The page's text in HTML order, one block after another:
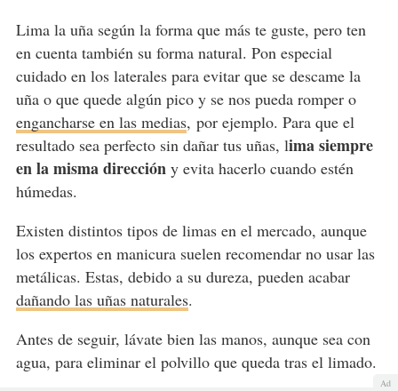
Lima la uña según la forma que más te guste, pero ten
en cuenta también su forma natural. Pon especial
cuidado en los laterales para evitar que se descame la
uña o que quede algún pico y se nos pueda romper o
engancharse en las medias, por ejemplo. Para que el
resultado sea perfecto sin dañar tus uñas, lima siempre
en la misma dirección y evita hacerlo cuando estén
húmedas.
Existen distintos tipos de limas en el mercado, aunque
los expertos en manicura suelen recomendar no usar las
metálicas. Estas, debido a su dureza, pueden acabar
dañando las uñas naturales.
Antes de seguir, lávate bien las manos, aunque sea con
agua, para eliminar el polvillo que queda tras el limado.
Ad